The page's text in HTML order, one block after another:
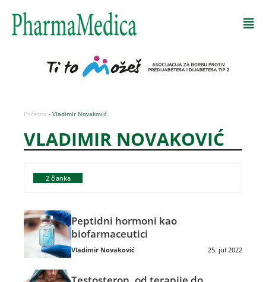
Početna - Vladimir Novaković
VLADIMIR NOVAKOVIĆ
2članka
Peptidni hormoni kao
biofarmaceutici
Vladimir Novaković 25. jul 2022